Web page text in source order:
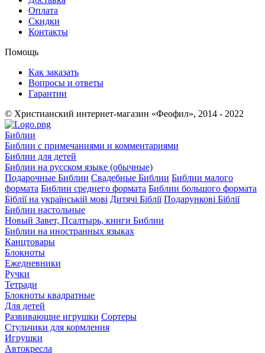
Оплата
Скидки
Контакты
Помощь
Как заказать
Вопросы и ответы
Гарантии
© Христианский интернет-магазин «Феофил», 2014 - 2022
Библии
Библии с примечаниями и комментариями
Библии для детей
Библии на русском языке (обычные)
Подарочные Библии Свадебные Библии Библии малого
формата Библии среднего формата Библии большого формата
Біблії на українській мові Дитячі Біблії Подарункові Біблії
Библии настольные
Новый Завет, Псалтырь, книги Библии
Библии на иностранных языках
Канцтовары
Блокноты
Ежедневники
Ручки
Тетради
Блокноты квадратные
Для детей
Развивающие игрушки Сортеры
Стульчики для кормления
Игрушки
Автокресла